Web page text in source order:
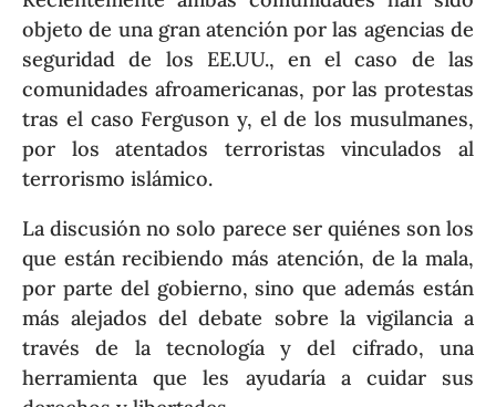
objeto de una gran atención por las agencias de
seguridad de los EE.UU., en el caso de las
comunidades afroamericanas, por las protestas
tras el caso Ferguson y, el de los musulmanes,
por los atentados terroristas vinculados al
terrorismo islámico.
La discusión no solo parece ser quiénes son los
que están recibiendo más atención, de la mala,
por parte del gobierno, sino que además están
más alejados del debate sobre la vigilancia a
través de la tecnología y del cifrado, una
herramienta que les ayudaría a cuidar sus